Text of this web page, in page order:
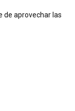
de aprovechar las